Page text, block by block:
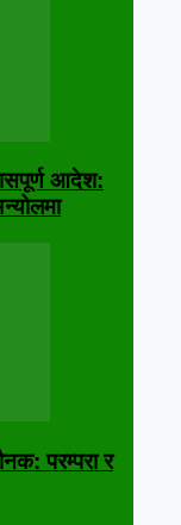
आदेश:
परम्परा र